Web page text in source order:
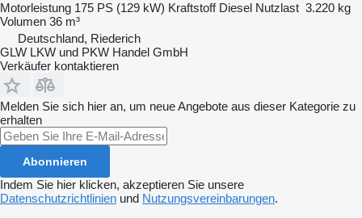
Motorleistung 175 PS (129 kW) Kraftstoff Diesel Nutzlast 3.220 kg
Volumen 36 m³
Deutschland, Riederich
GLW LKW und PKW Handel GmbH
Verkäufer kontaktieren
Melden Sie sich hier an, um neue Angebote aus dieser Kategorie zu
erhalten
Abonnieren
Indem Sie hier klicken, akzeptieren Sie unsere
Datenschutzrichtlinien und Nutzungsvereinbarungen.